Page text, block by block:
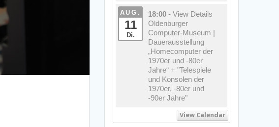
AUG.
11
Di.
18:00 - View Details
Oldenburger
Computer-Museum |
Dauerausstellung
„Homecomputer der
1970er und -80er
Jahre“ + "Telespiele
und Konsolen der
1970er, -80er und
-90er Jahre"
View Calendar